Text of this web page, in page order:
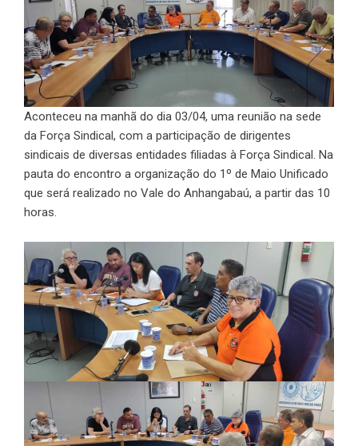
Aconteceu na manhã do dia 03/04, uma reunião na sede
da Força Sindical, com a participação de dirigentes
sindicais de diversas entidades filiadas à Força Sindical. Na
pauta do encontro a organização do 1º de Maio Unificado
que será realizado no Vale do Anhangabaú, a partir das 10
horas.